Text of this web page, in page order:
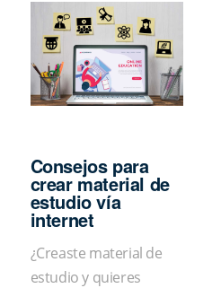
Consejos para
crear material de
estudio vía
internet
¿Creaste material de
estudio y quieres